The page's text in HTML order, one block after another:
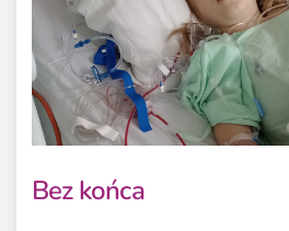
Bez końca